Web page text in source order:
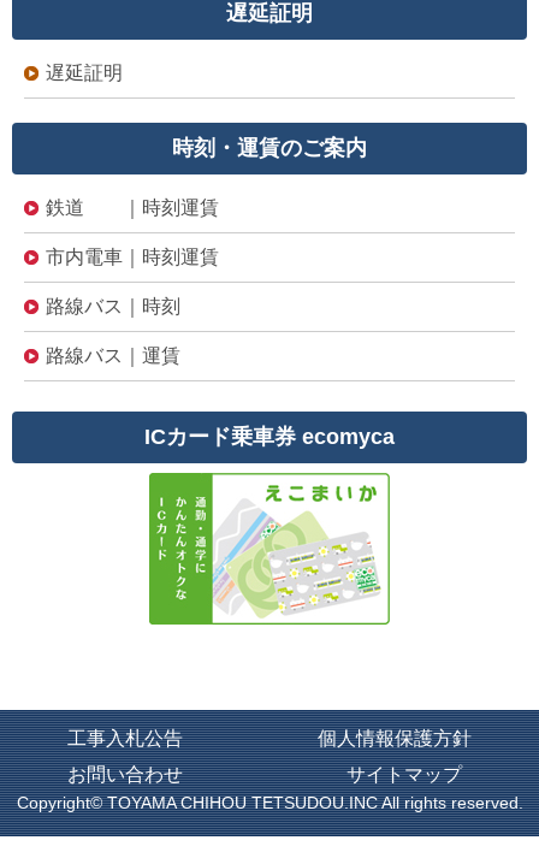
遅延証明
遅延証明
時刻・運賃のご案内
鉄道 ｜時刻運賃
市内電車｜時刻運賃
路線バス｜時刻
路線バス｜運賃
ICカード乗車券 ecomyca
工事入札公告
個人情報保護方針
お問い合わせ
サイトマップ
Copyright©TOYAMA CHIHOU TETSUDOU.INCAll rights reserved.